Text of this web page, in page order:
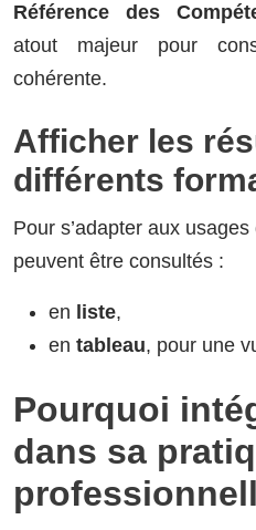
Référence des
atout majeur pour
cohérente.
Afficher les
différents
Pour s’adapter aux
peuvent être consultés :
en liste,
en tableau, pour une
Pourquoi
dans sa